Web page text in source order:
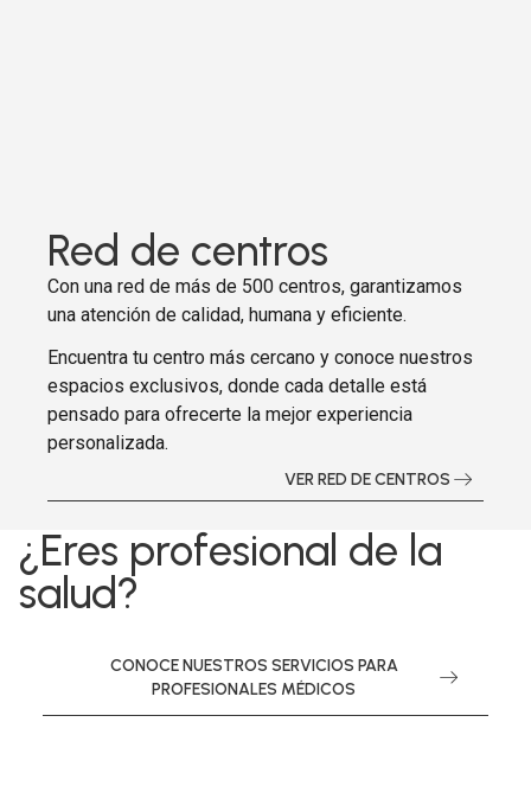
Red de centros
Con una red de más de 500 centros, garantizamos
una atención de calidad, humana y eficiente.
Encuentra tu centro más cercano y conoce nuestros
espacios exclusivos, donde cada detalle está
pensado para ofrecerte la mejor experiencia
personalizada.
VER RED DE CENTROS
¿Eres profesional de la
salud?
CONOCE NUESTROS SERVICIOS PARA
PROFESIONALES MÉDICOS